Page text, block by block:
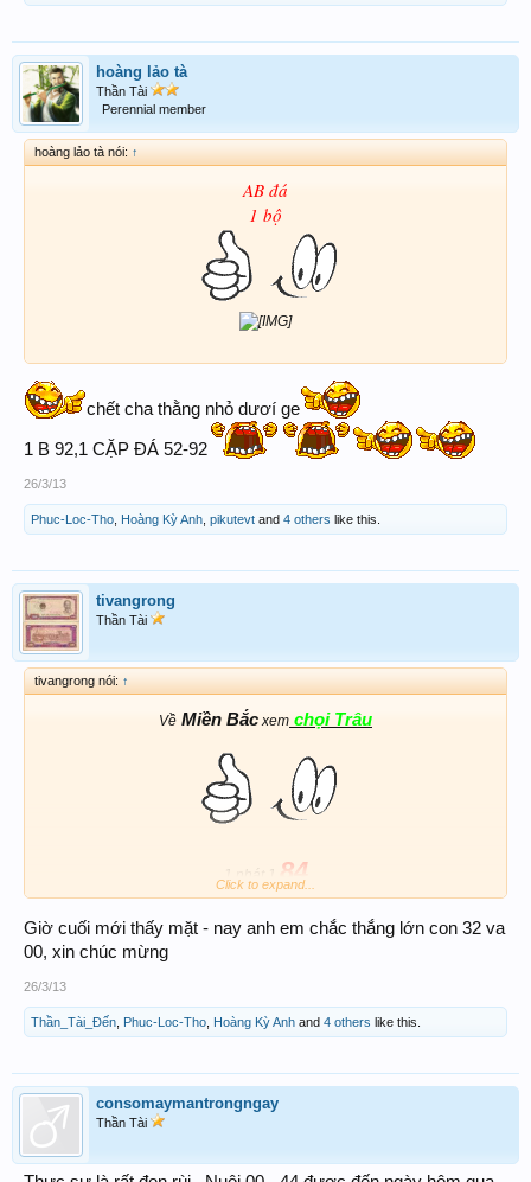
hoàng lảo tà
Thần Tài
Perennial member
hoàng lảo tà nói: ↑
AB đá
1 bộ
chết cha thằng nhỏ dươí ge
1 B 92,1 CẶP ĐÁ 52-92
26/3/13
Phuc-Loc-Tho Hoàng Kỳ Anh pikutevt and 4 others like this.
tivangrong
Thần Tài
tivangrong nói: ↑
Về Miền Bắc xem chọi Trâu
1 nhát 1 84
- nếu thích 3-4 càng thì chiến 1184
Chúc cả nhà cùng chiến thắng
Click to expand...
Giờ cuối mới thấy mặt - nay anh em chắc thắng lớn con 32 va
00, xin chúc mừng
26/3/13
Thần_Tài_Đến Phuc-Loc-Tho Hoàng Kỳ Anh and 4 others like this.
consomaymantrongngay
Thần Tài